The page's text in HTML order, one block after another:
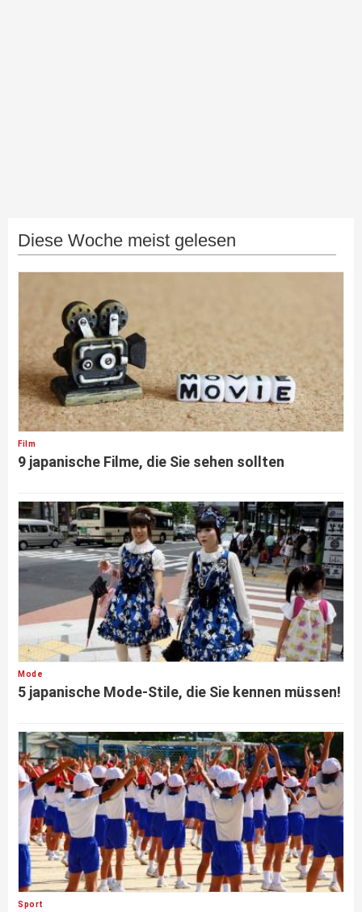
Diese Woche meist gelesen
Film
9 japanische Filme, die Sie sehen sollten
Mode
5 japanische Mode-Stile, die Sie kennen müssen!
Sport